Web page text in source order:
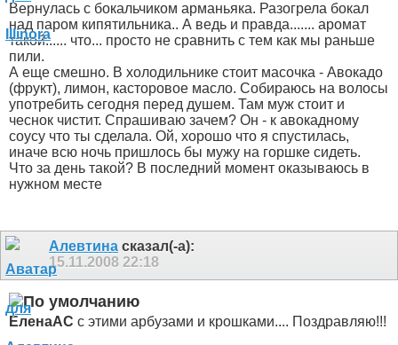
Вернулась с бокальчиком арманьяка. Разогрела бокал
над паром кипятильника.. А ведь и правда....... аромат
такой...... что... просто не сравнить с тем как мы раньше
пили.
А еще смешно. В холодильнике стоит масочка - Авокадо
(фрукт), лимон, касторовое масло. Собираюсь на волосы
употребить сегодня перед душем. Там муж стоит и
чеснок чистит. Спрашиваю зачем? Он - к авокадному
соусу что ты сделала. Ой, хорошо что я спустилась,
иначе всю ночь пришлось бы мужу на горшке сидеть.
Что за день такой? В последний момент оказываюсь в
нужном месте
Алевтина сказал(-а):
15.11.2008 22:18
ЕленаАС с этими арбузами и крошками.... Поздравляю!!!